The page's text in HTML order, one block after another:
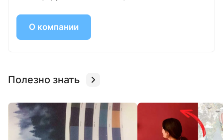
О компании
Полезно знать